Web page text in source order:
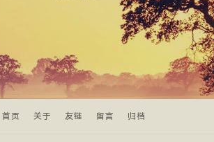
首页 关于 友链 留言 归档